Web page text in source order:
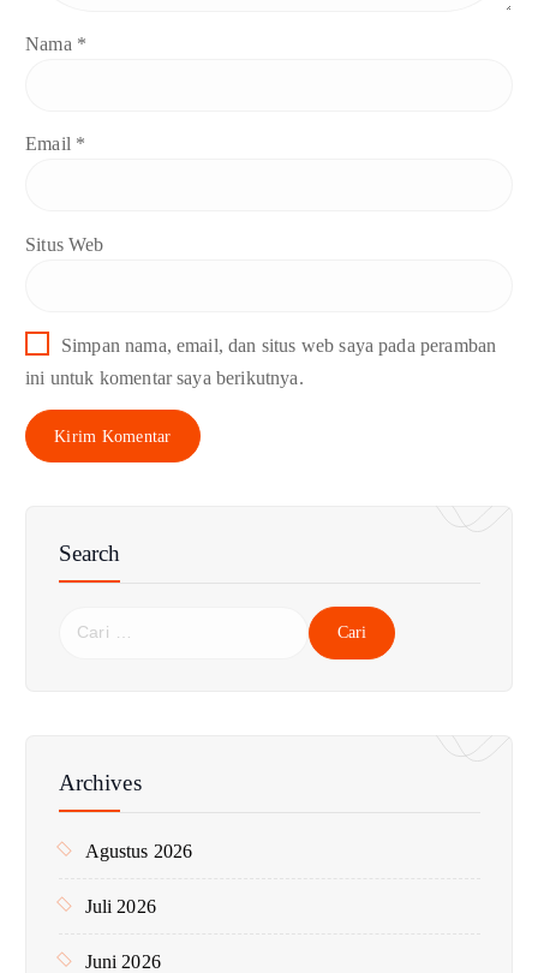
Nama *
Email *
Situs Web
Simpan nama, email, dan situs web saya pada peramban
ini untuk komentar saya berikutnya.
Search
n
k
Archives
Agustus 2026
Juli 2026
Juni 2026